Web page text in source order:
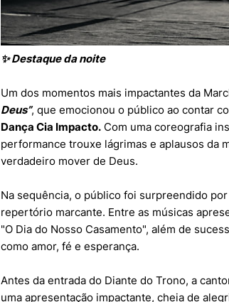
✨ Destaque da noite
Um dos momentos mais impactantes da
Deus”, que emocionou o público ao contar
Dança Cia Impacto. Com uma coreografia
performance trouxe lágrimas e aplausos da
verdadeiro mover de Deus.
Na sequência, o público foi surpreendido
repertório marcante. Entre as músicas
"O Dia do Nosso Casamento", além de
como amor, fé e esperança.
Antes da entrada do Diante do Trono, a
uma apresentação impactante, cheia de